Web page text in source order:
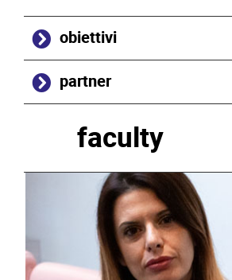
obiettivi
partner
faculty